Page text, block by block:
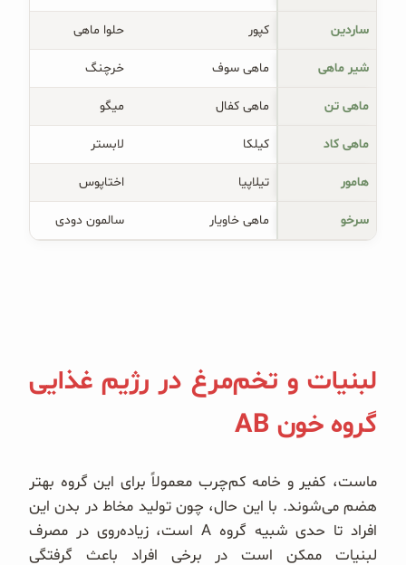
ساردین کپور حلوا ماهی
شیر ماهی ماهی سوف خرچنگ
ماهی تن ماهی کفال میگو
ماهی کاد کیلکا لابستر
هامور تیلاپیا اختاپوس
سرخو ماهی خاویار سالمون دودی
لبنیات و تخم‌مرغ در رژیم غذایی
گروه خون AB
ماست، کفیر و خامه کم‌چرب معمولاً برای این گروه بهتر
هضم می‌شوند. با این حال، چون تولید مخاط در بدن این
افراد تا حدی شبیه گروه A است، زیاده‌روی در مصرف
لبنیات ممکن است در برخی افراد باعث گرفتگی